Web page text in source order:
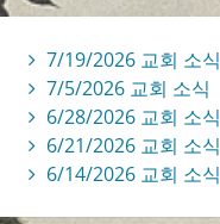
7/19/2026 교회 소식
7/5/2026 교회 소식
6/28/2026 교회 소식
6/21/2026 교회 소식
6/14/2026 교회 소식